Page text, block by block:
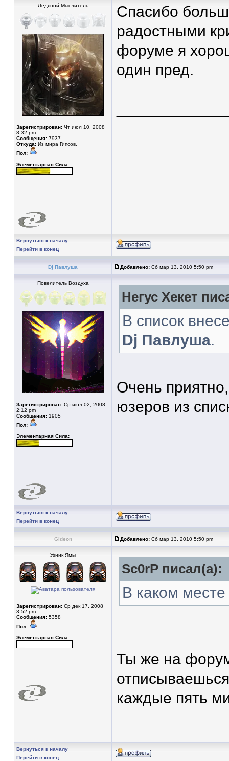
Ледяной Мыслитель
Зарегистрирован: Чт июл 10, 2008
8:32 pm
Сообщения: 7937
Откуда: Из мира Гипсов.
Пол:
Элементарная Сила:
Спасибо
радостными
форуме я
один пред.
Вернуться к началу
Перейти в конец
Dj Павлуша Добавлено: Сб мар 13, 2010 5:50 pm
Повелитель Воздуха
Зарегистрирован: Ср июл 02, 2008
2:12 pm
Сообщения: 1905
Пол:
Элементарная Сила:
Негус Хекет
В список
Dj Павлуша.
Очень
юзеров из
Вернуться к началу
Перейти в конец
Gideon Добавлено: Сб мар 13, 2010 5:50 pm
Узник Ямы
Зарегистрирован: Ср дек 17, 2008
3:52 pm
Сообщения: 5358
Пол:
Элементарная Сила:
Sc0rP писал(а):
В каком
Ты же на
каждые пять
Вернуться к началу
Перейти в конец